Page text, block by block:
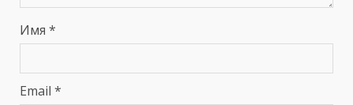
Имя *
Email *